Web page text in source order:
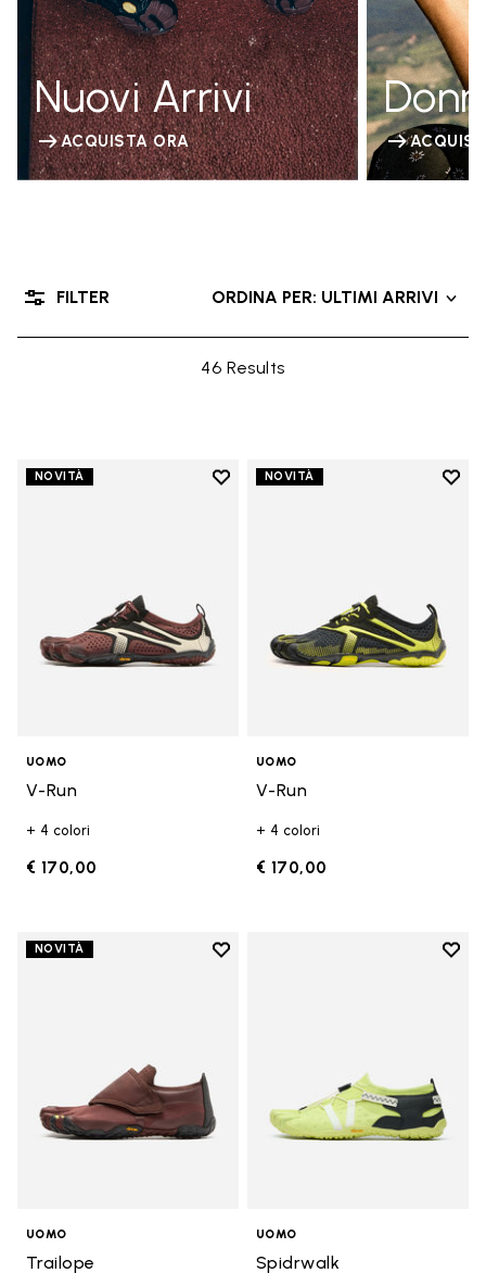
Nuovi Arrivi
ACQUISTA ORA
46 Results
ORDINA PER: ULTIMI ARRIVI
FILTER
NOVITÀ
Add to wishlist
UOMO
V-Run
+ 4 colori
€ 170,00
NOVITÀ
Add
UOMO
V-Run
+ 4 colori
€ 170,00
NOVITÀ
Add to wishlist
UOMO
Trailope
Add
UOMO
Spidrwalk